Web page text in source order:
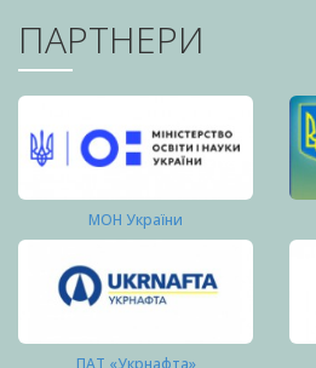
ПАРТНЕРИ
МОН України
ПАТ «Укрнафта»